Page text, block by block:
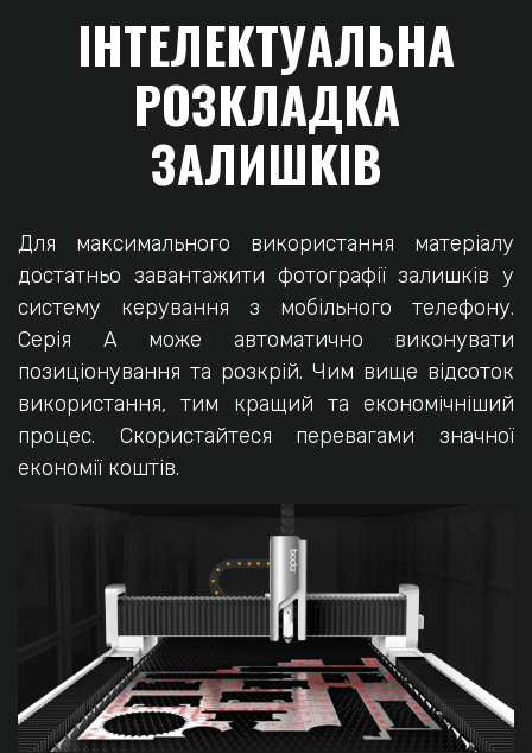
ІНТЕЛЕКТУАЛЬНА
РОЗКЛАДКА
ЗАЛИШКІВ
Для максимального використання матеріалу
достатньо завантажити фотографії залишків у
систему керування з мобільного телефону.
Серія А може автоматично виконувати
позиціонування та розкрій. Чим вище відсоток
використання, тим кращий та економічніший
процес. Скористайтеся перевагами значної
економії коштів.